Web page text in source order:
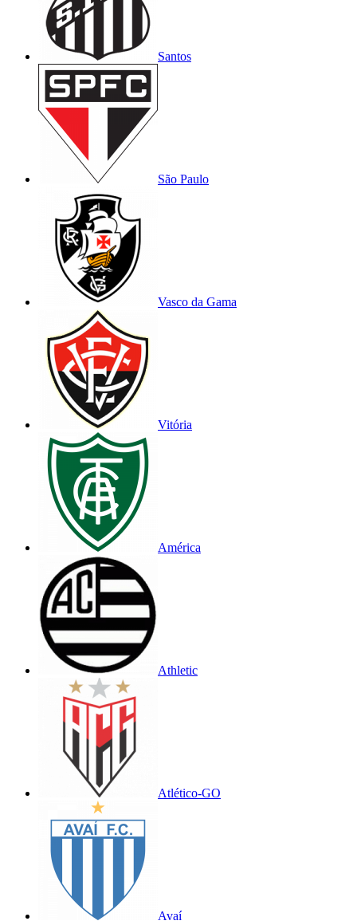
Santos
São Paulo
Vasco da Gama
Vitória
América
Athletic
Atlético-GO
Avaí